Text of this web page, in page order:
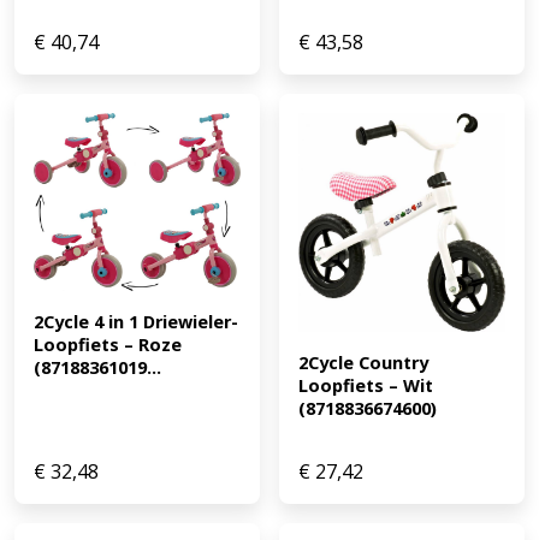
€ 40,74 € 43,58
2Cycle 4 in 1 Driewieler-
Loopfiets – Roze
(87188361019...
€32,48
2Cycle Country
Loopfiets – Wit
(8718836674600)
€ 27,42